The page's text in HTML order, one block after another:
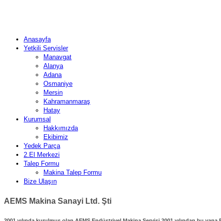
Anasayfa
Yetkili Servisler
Manavgat
Alanya
Adana
Osmaniye
Mersin
Kahramanmaraş
Hatay
Kurumsal
Hakkımızda
Ekibimiz
Yedek Parça
2.El Merkezi
Talep Formu
Makina Talep Formu
Bize Ulaşın
AEMS Makina Sanayi Ltd. Şti